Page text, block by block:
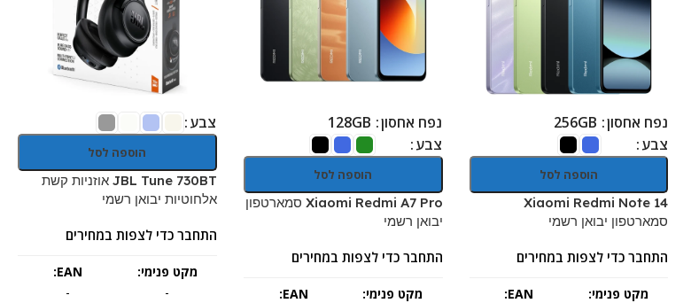
נפח אחסון 256GB
צבע
הוספה לסל
Xiaomi Redmi Note 14
סמארטפון יבואן רשמי
התחבר כדי לצפות במחירים
מקט פנימי:
EAN:
נפח אחסון 128GB
צבע
הוספה לסל
Xiaomi Redmi A7 Pro סמארטפון
יבואן רשמי
התחבר כדי לצפות במחירים
מקט פנימי:
EAN:
צבע
הוספה לסל
JBL Tune 730BT אוזניות קשת
אלחוטיות יבואן רשמי
התחבר כדי לצפות במחירים
מקט פנימי:
-
EAN:
-